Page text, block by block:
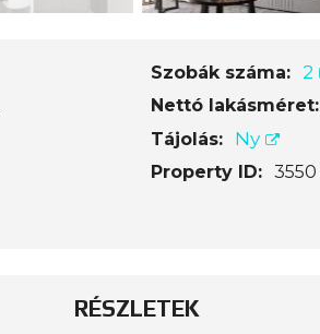
Szobák száma: 2
Nettó lakásméret:
Tájolás: Ny
Property ID: 3550
RÉSZLETEK